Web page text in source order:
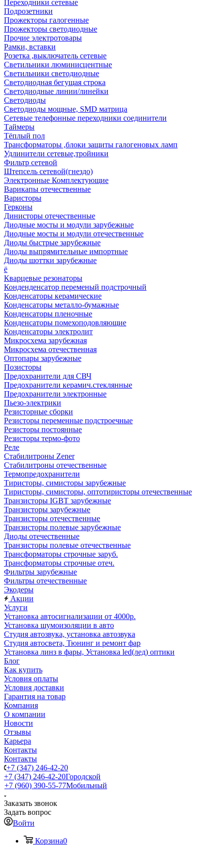
Переходники сетевые
Подрозетники
Прожекторы галогенные
Прожекторы светодиодные
Прочие электротовары
Рамки, вставки
Розетка ,выключатель сетевые
Светильники люминисцентные
Светильники светодиодные
Светодиодная бегущая строка
Светодиодные линии/линейки
Светодиоды
Светодиоды мощные, SMD матрица
Сетевые телефонные переходники соединители
Таймеры
Тёплый пол
Трансформаторы ,блоки защиты галогеновых ламп
Удлинители сетевые,тройники
Фильтр сетевой
Штепсель сетевой(гнездо)
Электронные Комплектующие
Варикапы отечественные
Варисторы
Герконы
Динисторы отечественные
Диодные мосты и модули зарубежные
Диодные мосты и модули отечественные
Диоды быстрые зарубежные
Диоды выпрямительные импортные
Диоды шоттки зарубежные
ё
Кварцевые резонаторы
Конденденсатор переменый подстрочный
Конденсаторы керамические
Конденсаторы металло-бумажные
Конденсаторы пленочные
Конденсаторы помехоподовляющие
Конденсаторы электролит
Микросхема зарубежная
Микросхема отечественная
Оптопары зарубежные
Позисторы
Предохранители для СВЧ
Предохранители керамич.стеклянные
Предохранители электронные
Пьезо-электрики
Резисторные сборки
Резисторы переменные подстроечные
Резисторы постоянные
Резисторы термо-фото
Реле
Стабилитроны Zener
Стабилитроны отечественные
Термопредохранители
Тиристоры, симисторы зарубежные
Тиристоры, симисторы, оптотиристоры отечественные
Транзисторы IGBT зарубежные
Транзисторы зарубежные
Транзисторы отечественные
Транзисторы полевые зарубежные
Диоды отечественные
Транзисторы полевые отечественные
Трансформаторы строчные заруб.
Трансформаторы строчные отеч.
Фильтры зарубежные
Фильтры отечественные
Экодеры
Акции
Услуги
Установка автосигнализации от 4000р.
Установка шумоизоляции в авто
Студия автозвука, установка автозвука
Студия автосвета, Тюнинг и ремонт фар
Установка линз в фары, Установка led(лед) оптики
Блог
Как купить
Условия оплаты
Условия доставки
Гарантия на товар
Компания
О компании
Новости
Отзывы
Карьера
Контакты
Контакты
+7 (347) 246-42-20
+7 (347) 246-42-20Городской
+7 (960) 390-55-77Мобильный
Заказать звонок
Задать вопрос
Войти
Корзина0